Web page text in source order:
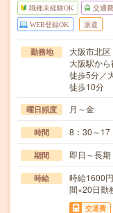
職種未経験OK 交通
WEB登録OK 派遣
勤務地
大阪市北区
大阪駅か
徒歩5分／
徒歩10分
曜日頻度 月～金
時間 8：30～17
期間 即日～長期
時給
時給1600
間×20日勤
交通費